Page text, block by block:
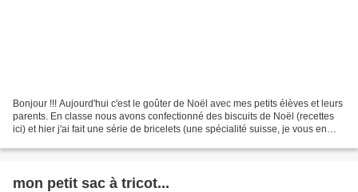
Bonjour !!! Aujourd'hui c'est le goûter de Noël avec mes petits élèves et leurs
parents. En classe nous avons confectionné des biscuits de Noël (recettes
ici) et hier j'ai fait une série de bricelets (une spécialité suisse, je vous en
mon petit sac à tricot...